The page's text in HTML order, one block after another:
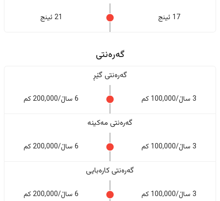
17 ئینج 21 ئینج
گەرەنتی
گەرەنتی گێڕ
3 ساڵ/100,000 کم 6 ساڵ/200,000 کم
گەرەنتی مەکینە
3 ساڵ/100,000 کم 6 ساڵ/200,000 کم
گەرەنتی کارەبایی
3 ساڵ/100,000 کم 6 ساڵ/200,000 کم